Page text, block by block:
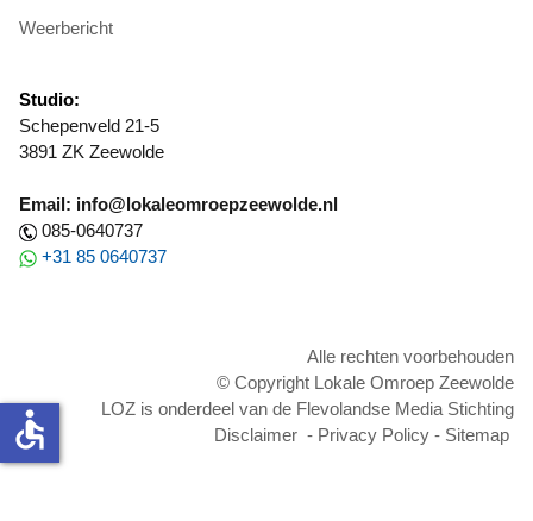
Weerbericht
Studio:
Schepenveld 21-5
3891 ZK Zeewolde
Email: info@lokaleomroepzeewolde.nl
085-0640737
+31 85 0640737
Alle rechten voorbehouden
© Copyright Lokale Omroep Zeewolde
LOZ is onderdeel van de Flevolandse Media Stichting
Disclaimer - Privacy Policy - Sitemap
accessible